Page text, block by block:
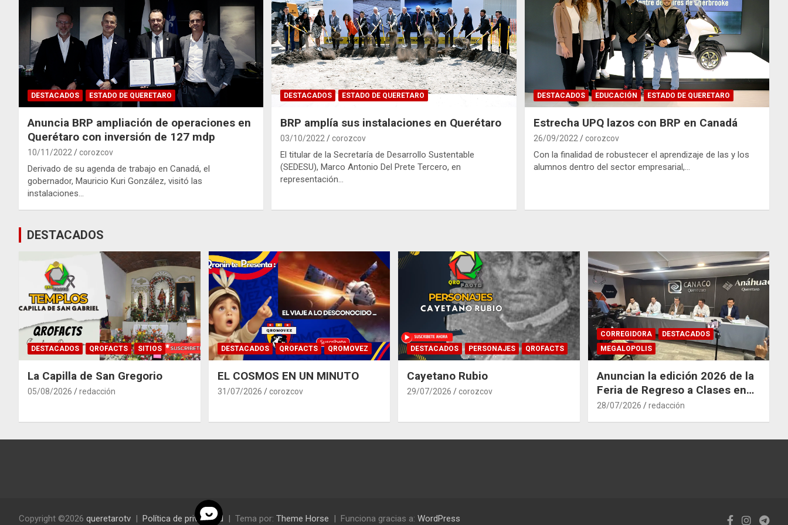
DESTACADOS ESTADO DE QUERETARO
Anuncia BRP ampliación de operaciones en
Querétaro con inversión de 127 mdp
10/11/2022 corozcov
Derivado de su agenda de trabajo en Canadá, el
gobernador, Mauricio Kuri González, visitó las
instalaciones…
DESTACADOS ESTADO DE QUERETARO
BRP amplía sus instalaciones en Querétaro
03/10/2022 corozcov
El titular de la Secretaría de Desarrollo Sustentable
(SEDESU), Marco Antonio Del Prete Tercero, en
representación…
DESTACADOS EDUCACIÓN ESTADO DE QUERETARO
Estrecha UPQ lazos con BRP en Canadá
26/09/2022 corozcov
Con la finalidad de robustecer el aprendizaje de las y los
alumnos dentro del sector empresarial,…
DESTACADOS
DESTACADOS QROFACTS SITIOS
La Capilla de San Gregorio
05/08/2026 redacción
DESTACADOS QROFACTS QROMOVEZ
EL COSMOS EN UN MINUTO
31/07/2026 corozcov
DESTACADOS PERSONAJES QROFACTS
Cayetano Rubio
29/07/2026 corozcov
CORREGIDORA
DESTACADOS
MEGALOPOLIS
Anuncian la edición 2026 de la
Feria de Regreso a Clases en
Corregidora
28/07/2026 redacción
Copyright ©2026 queretarotv Política de privacidad Tema por: Theme Horse Funciona gracias a: WordPress